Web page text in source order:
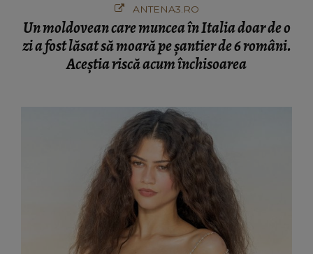
ANTENA3.RO
Un moldovean care muncea în Italia doar de o
zi a fost lăsat să moară pe şantier de 6 români.
Aceștia riscă acum închisoarea